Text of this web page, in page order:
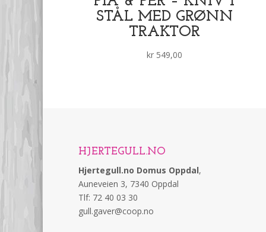
STÅL MED GRØNN
TRAKTOR
kr549,00
HJERTEGULL.NO
Hjertegull.no Domus Oppdal,
Auneveien 3, 7340 Oppdal
Tlf: 72 40 03 30
gull.gaver@coop.no